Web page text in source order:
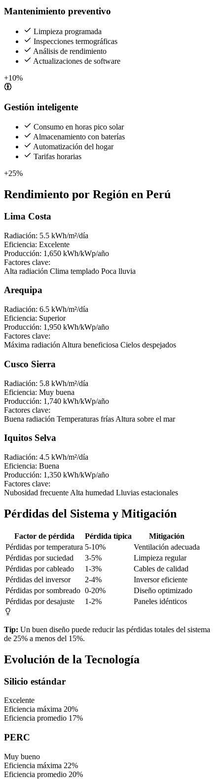
Mantenimiento preventivo
Limpieza programada
Inspecciones termográficas
Análisis de rendimiento
Actualizaciones de software
+10%
Gestión inteligente
Consumo en horas pico solar
Almacenamiento con baterías
Automatización del hogar
Tarifas horarias
+25%
Rendimiento por Región en Perú
Lima Costa
Radiación: 5.5 kWh/m²/día
Eficiencia: Excelente
Producción: 1,650 kWh/kWp/año
Factores clave:
Alta radiación Clima templado Poca lluvia
Arequipa
Radiación: 6.5 kWh/m²/día
Eficiencia: Superior
Producción: 1,950 kWh/kWp/año
Factores clave:
Máxima radiación Altura beneficiosa Cielos despejados
Cusco Sierra
Radiación: 5.8 kWh/m²/día
Eficiencia: Muy buena
Producción: 1,740 kWh/kWp/año
Factores clave:
Buena radiación Temperaturas frías Altura sobre el mar
Iquitos Selva
Radiación: 4.5 kWh/m²/día
Eficiencia: Buena
Producción: 1,350 kWh/kWp/año
Factores clave:
Nubosidad frecuente Alta humedad Lluvias estacionales
Pérdidas del Sistema y Mitigación
Factor de pérdida Pérdida típica
Mitigación
Pérdidas por temperatura 5-10%
Ventilación adecuada
Pérdidas por suciedad
3-5%
Limpieza regular
Pérdidas por cableado
1-3%
Cables de calidad
Pérdidas del inversor
2-4%
Inversor eficiente
Pérdidas por sombreado 0-20%
Diseño optimizado
Pérdidas por desajuste
1-2% Paneles idénticos
Tip: Un buen diseño puede reducir las pérdidas totales del sistema
de 25% a menos del 15%.
Evolución de la Tecnología
Silicio estándar
Excelente
Eficiencia máxima 20%
Eficiencia promedio 17%
PERC
Muy bueno
Eficiencia máxima 22%
Eficiencia promedio 20%